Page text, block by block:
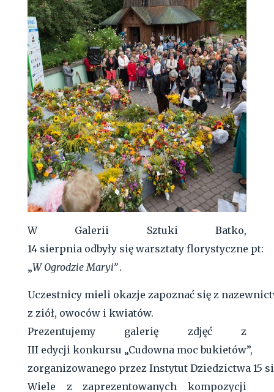
W Galerii Sztuki Batko,
14 sierpnia odbyły się warsztaty florystyczne pt:
„W Ogrodzie Maryi” .
Uczestnicy mieli okazje zapoznać się z
z ziół, owoców i kwiatów.
Prezentujemy galerię zdjęć z
III edycji konkursu „Cudowna moc bukietów”,
zorganizowanego przez Instytut Dziedzictwa 15
Wiele z zaprezentowanych kompozycji